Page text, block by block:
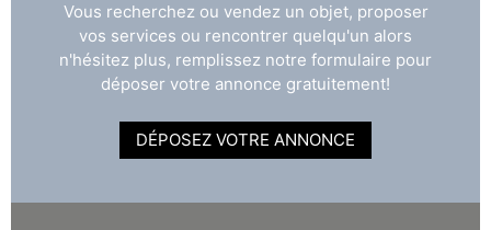
Vous recherchez ou vendez un objet, proposer
vos services ou rencontrer quelqu'un alors
n'hésitez plus, remplissez notre formulaire pour
déposer votre annonce gratuitement!
DÉPOSEZ VOTRE ANNONCE